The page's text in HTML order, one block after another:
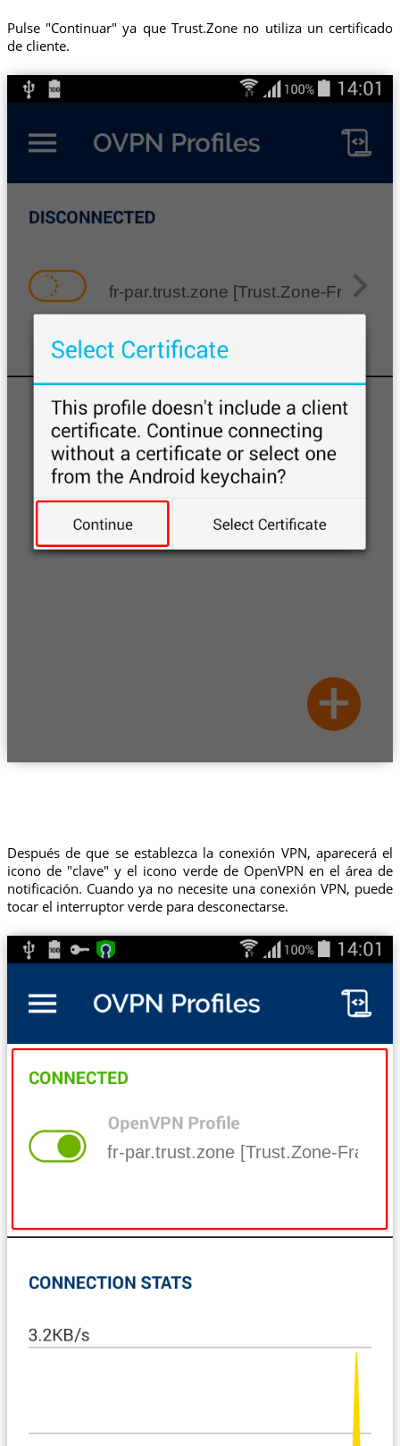
Pulse "Continuar" ya que Trust.Zone no utiliza un certificado
de cliente.
fr-par.trust.zone [Trust.Zone-France-
Después de que se establezca la conexión VPN, aparecerá el
icono de "clave" y el icono verde de OpenVPN en el área de
notificación. Cuando ya no necesite una conexión VPN, puede
tocar el interruptor verde para desconectarse.
fr-par.trust.zone [Trust.Zone-